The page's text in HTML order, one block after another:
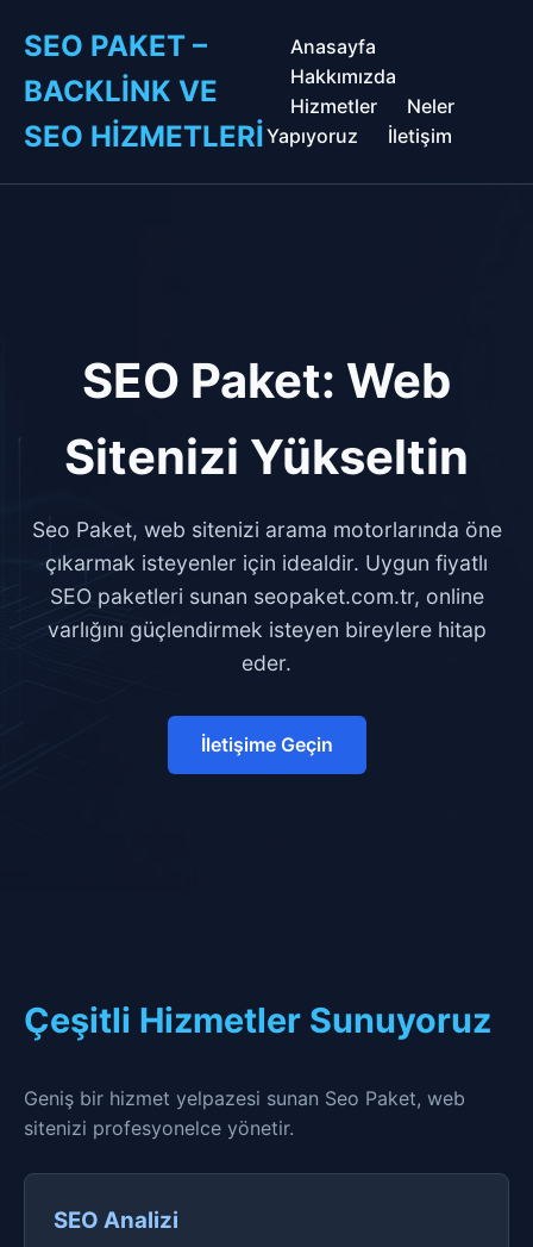
SEO PAKET –
BACKLINK VE
SEO HIZMETLERI
Anasayfa
Hakkımızda
Hizmetler
Neler
Yapıyoruz
İletişim
SEO Paket: Web
Sitenizi Yükseltin
Seo Paket, web sitenizi arama motorlarında öne
çıkarmak isteyenler için idealdir. Uygun fiyatlı
SEO paketleri sunan seopaket.com.tr, online
varlığını güçlendirmek isteyen bireylere hitap
eder.
İletişime Geçin
Çeşitli Hizmetler Sunuyoruz
Geniş bir hizmet yelpazesi sunan Seo Paket, web
sitenizi profesyonelce yönetir.
SEO Analizi